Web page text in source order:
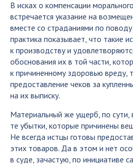
В исках о компенсации
встречается указание на
вместе со страданиями по
практика показывает, что такие
к производству и
обоснования их в той части,
к причиненному здоровью вреду,
предоставление чеков за
на их выписку.
Материальный же ущерб, по сути,
те убытки, которые причинены
Не всегда истцы готовы
этих товаров. Да в этом и нет
в суде, зачастую, по инициативе